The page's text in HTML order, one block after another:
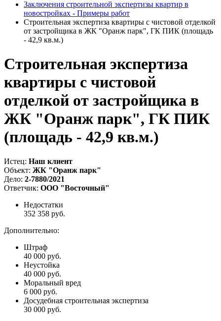
Заключения строительной экспертизы квартир в
новостройках - Примеры работ
Строительная экспертиза квартиры с чистовой отделкой
от застройщика в ЖК "Оранж парк", ГК ПИК (площадь
- 42,9 кв.м.)
Строительная экспертиза
квартиры с чистовой
отделкой от застройщика в
ЖК "Оранж парк", ГК ПИК
(площадь - 42,9 кв.м.)
Истец: Наш клиент
Объект: ЖК "Оранж парк"
Дело: 2-7880/2021
Ответчик: ООО "Восточный"
Недостатки
352 358 руб.
Дополнительно:
Штраф
40 000 руб.
Неустойка
40 000 руб.
Моральный вред
6 000 руб.
Досудебная строительная экспертиза
30 000 руб.